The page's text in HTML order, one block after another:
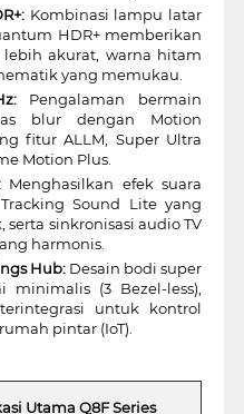
Kombinasi lampu latar
HDR+ memberikan
akurat, warna hitam
yang memukau.
Pengalaman bermain
blur dengan Motion
fitur ALLM, Super Ultra
Motion Plus.
Menghasilkan efek suara
Sound Lite yang
sinkronisasi audio TV
harmonis.
Hub: Desain bodi super
(3 Bezel-less),
untuk kontrol
pintar (IoT).
Utama Q8F Series